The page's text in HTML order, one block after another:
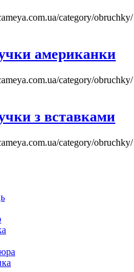
category/obruchky/
американки
category/obruchky/
з вставками
category/obruchky/